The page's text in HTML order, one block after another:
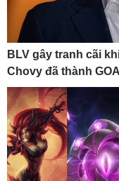
BLV gây tranh cãi
Chovy đã thành